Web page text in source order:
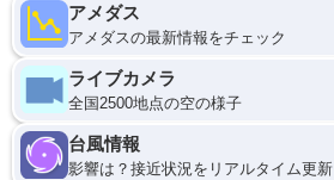
アメダス
アメダスの最新情報をチェック
ライブカメラ
全国2500地点の空の様子
台風情報
影響は？接近状況をリアルタイム更新